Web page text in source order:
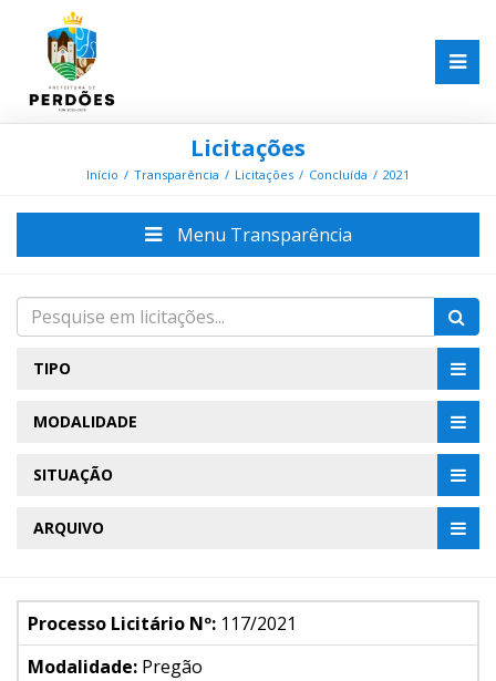
Licitações
Início Transparência Licitações Concluída 2021
Menu Transparência
TIPO
MODALIDADE
SITUAÇÃO
ARQUIVO
Processo Licitário Nº: 117/2021
Modalidade: Pregão